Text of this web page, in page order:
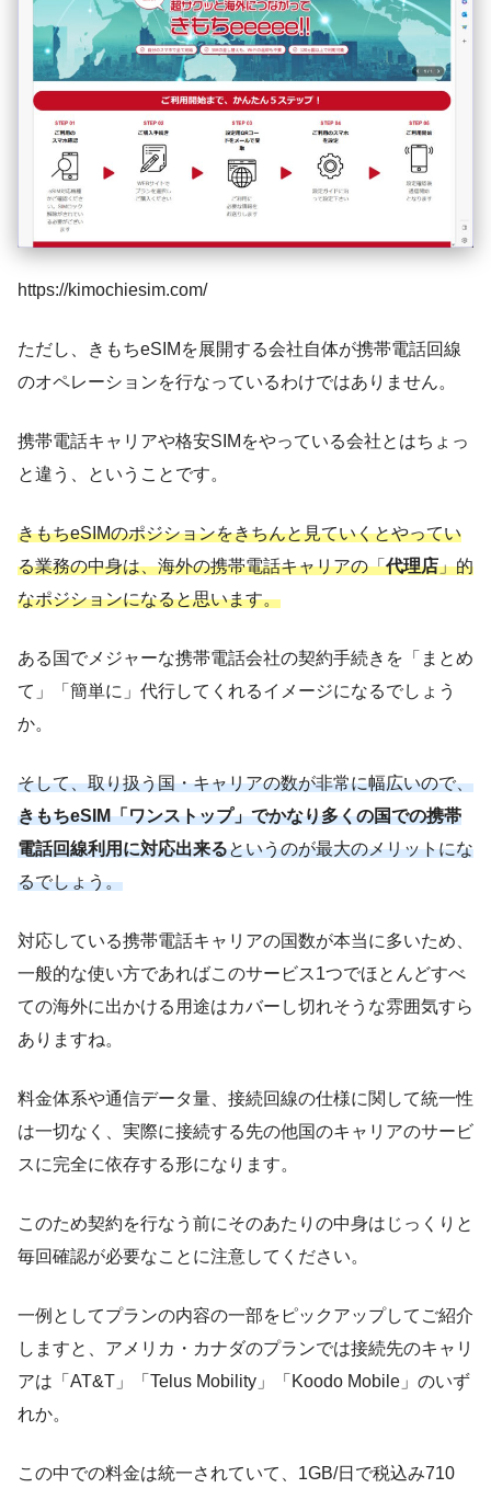
https://kimochiesim.com/
ただし、きもちeSIMを展開する会社自体が携帯電話回線
のオペレーションを行なっているわけではありません。
携帯電話キャリアや格安SIMをやっている会社とはちょっ
と違う、ということです。
きもちeSIMのポジションをきちんと見ていくとやってい
る業務の中身は、海外の携帯電話キャリアの「代理店」的
なポジションになると思います。
ある国でメジャーな携帯電話会社の契約手続きを「まとめ
て」「簡単に」代行してくれるイメージになるでしょう
か。
そして、取り扱う国・キャリアの数が非常に幅広いので、
きもちeSIM「ワンストップ」でかなり多くの国での携帯
電話回線利用に対応出来るというのが最大のメリットにな
るでしょう。
対応している携帯電話キャリアの国数が本当に多いため、
一般的な使い方であればこのサービス1つでほとんどすべ
ての海外に出かける用途はカバーし切れそうな雰囲気すら
ありますね。
料金体系や通信データ量、接続回線の仕様に関して統一性
は一切なく、実際に接続する先の他国のキャリアのサービ
スに完全に依存する形になります。
このため契約を行なう前にそのあたりの中身はじっくりと
毎回確認が必要なことに注意してください。
一例としてプランの内容の一部をピックアップしてご紹介
しますと、アメリカ・カナダのプランでは接続先のキャリ
アは「AT&T」「Telus Mobility」「Koodo Mobile」のいず
れか。
この中での料金は統一されていて、1GB/日で税込み710